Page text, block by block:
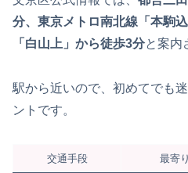
分、東京メトロ南北線「本駒
「白山上」から徒歩3分と案内
駅から近いので、初めてでも
ントです。
交通手段 最寄り